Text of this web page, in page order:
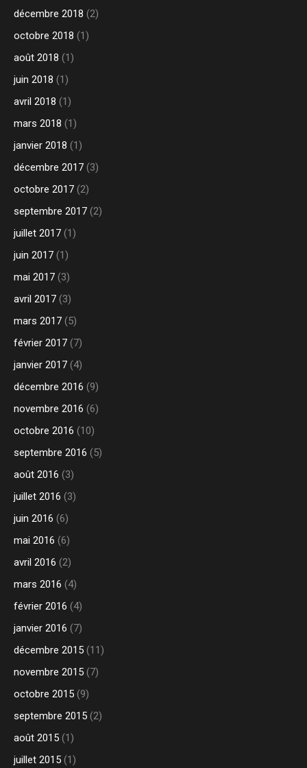
décembre 2018 (2)
octobre 2018 (1)
août 2018 (1)
juin 2018 (1)
avril 2018 (1)
mars 2018 (1)
janvier 2018 (1)
décembre 2017 (3)
octobre 2017 (2)
septembre 2017 (2)
juillet 2017 (1)
juin 2017 (1)
mai 2017 (3)
avril 2017 (3)
mars 2017 (5)
février 2017 (7)
janvier 2017 (4)
décembre 2016 (9)
novembre 2016 (6)
octobre 2016 (10)
septembre 2016 (5)
août 2016 (3)
juillet 2016 (3)
juin 2016 (6)
mai 2016 (6)
avril 2016 (2)
mars 2016 (4)
février 2016 (4)
janvier 2016 (7)
décembre 2015 (11)
novembre 2015 (7)
octobre 2015 (9)
septembre 2015 (2)
août 2015 (1)
juillet 2015 (1)